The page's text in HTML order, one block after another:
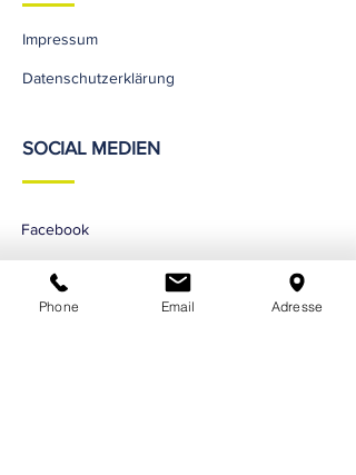
Impressum
Datenschutzerklärung
SOCIAL MEDIEN
Facebook
YouTube
Phone Email Adresse